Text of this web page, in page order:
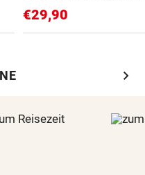
€29,90
chevron_right